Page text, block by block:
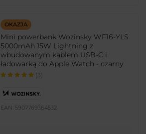
OKAZJA
Mini powerbank Wozinsky WF16-YLS
5000mAh 15W Lightning z
wbudowanym kablem USB-C i
ładowarką do Apple Watch - czarny
(3)
EAN: 5907769364532